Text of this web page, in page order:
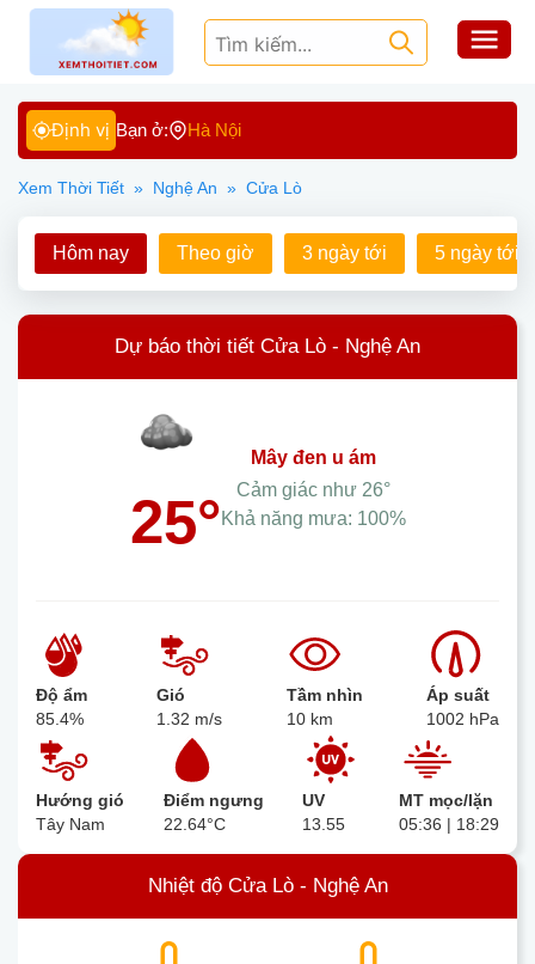
Định vị Bạn ở: Hà Nội
Xem Thời Tiết » Nghệ An » Cửa Lò
Hôm nay Theo giờ 3 ngày tới 5 ngày tới
Dự báo thời tiết Cửa Lò - Nghệ An
25°
mây đen u ám
Cảm giác như 26°
Khả năng mưa: 100%
Độ ẩm
85.4%
Gió
1.32 m/s
Tầm nhìn
10 km
Áp suất
1002 hPa
Hướng gió
Tây Nam
Điểm ngưng
22.64°C
UV
13.55
MT mọc/lặn
05:36 | 18:29
Nhiệt độ Cửa Lò - Nghệ An